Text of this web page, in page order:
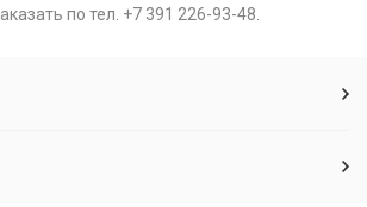
по тел. +7 391 226-93-48.